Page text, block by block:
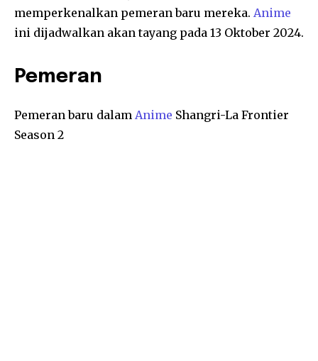
memperkenalkan pemeran baru mereka. Anime
ini dijadwalkan akan tayang pada 13 Oktober 2024.
Pemeran
Pemeran baru dalam Anime Shangri-La Frontier
Season 2